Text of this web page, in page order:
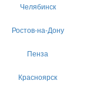
Челябинск
Ростов-на-Дону
Пенза
Красноярск